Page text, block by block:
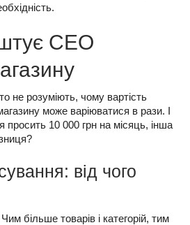
СЕО
не розуміють, чому вартість
може варіюватися в рази. І
просить 10 000 грн на місяць, інша
від чого
більше товарів і категорій, тим